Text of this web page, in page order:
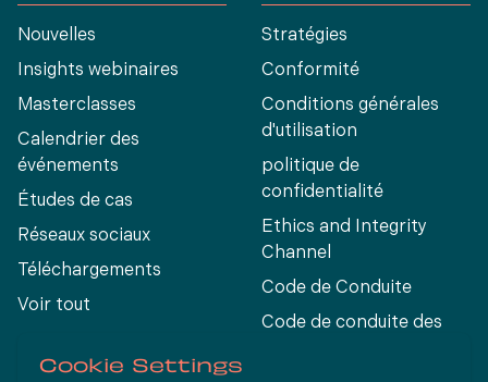
Nouvelles
Insights webinaires
Masterclasses
Calendrier des
événements
Études de cas
Réseaux sociaux
Téléchargements
Voir tout
Stratégies
Conformité
Conditions générales
d'utilisation
politique de
confidentialité
Ethics and Integrity
Channel
Code de Conduite
Code de conduite des
Cookie Settings